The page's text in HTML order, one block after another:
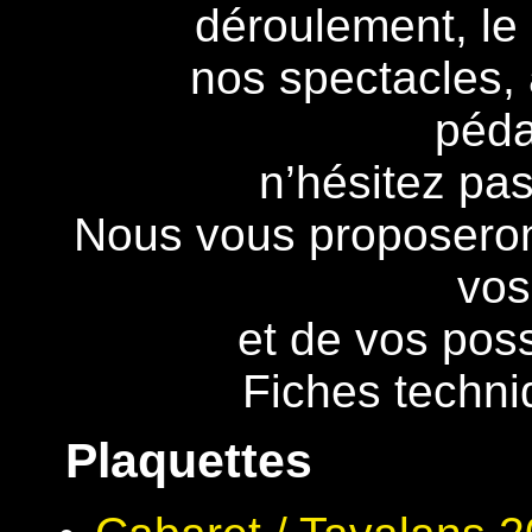
déroulement,
nos
n’hésitez
Nous vous
et de vos
Fiches
Plaquettes